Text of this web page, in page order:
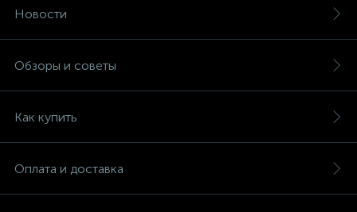
Новости
Обзоры и советы
Как купить
Оплата и доставка